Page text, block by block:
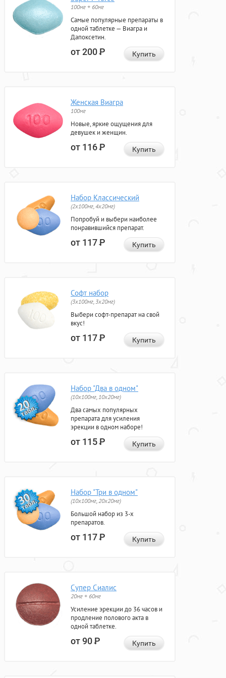
100мг + 60мг
Самые популярные препараты в
одной таблетке — Виагра и
Дапоксетин.
от 200Р Купить
Женская Виагра
100мг
Новые, яркие ощущения для
девушек и женщин.
от 116Р Купить
Набор Классический
(2x100мг, 4x20мг)
Попробуй и выбери наиболее
понравившийся препарат.
от 117Р Купить
Софт набор
(3x100мг, 3x20мг)
Выбери софт-препарат на свой
вкус!
от 117Р Купить
Набор "Два в одном"
(10x100мг, 10x20мг)
Два самых популярных
препарата для усиления
эрекции в одном наборе!
от 115Р Купить
Набор "Три в одном"
(10x100мг, 20x20мг)
Большой набор из 3-х
препаратов.
от 117Р Купить
Супер Сиалис
20мг + 60мг
Усиление эрекции до 36 часов и
продление полового акта в
одной таблетке.
от 90Р Купить